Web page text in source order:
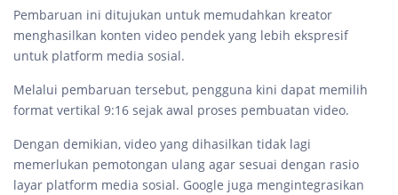
Pembaruan ini ditujukan untuk memudahkan kreator
menghasilkan konten video pendek yang lebih ekspresif
untuk platform media sosial.
Melalui pembaruan tersebut, pengguna kini dapat memilih
format vertikal 9:16 sejak awal proses pembuatan video.
Dengan demikian, video yang dihasilkan tidak lagi
memerlukan pemotongan ulang agar sesuai dengan rasio
layar platform media sosial. Google juga mengintegrasikan